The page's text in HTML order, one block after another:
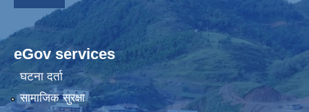
eGov services
घटना दर्ता
सामाजिक सुरक्षा